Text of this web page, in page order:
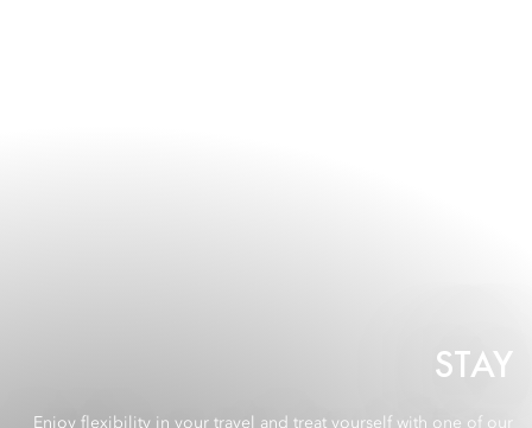
STAY
Enjoy flexibility in your travel and treat yourself with one of our